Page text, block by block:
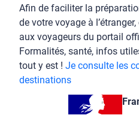
Afin de faciliter la
de votre voyage à
aux voyageurs du portail
Formalités, santé, infos
tout y est ! Je consulte les
destinations